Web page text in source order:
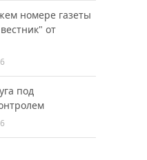
номере газеты
от
под